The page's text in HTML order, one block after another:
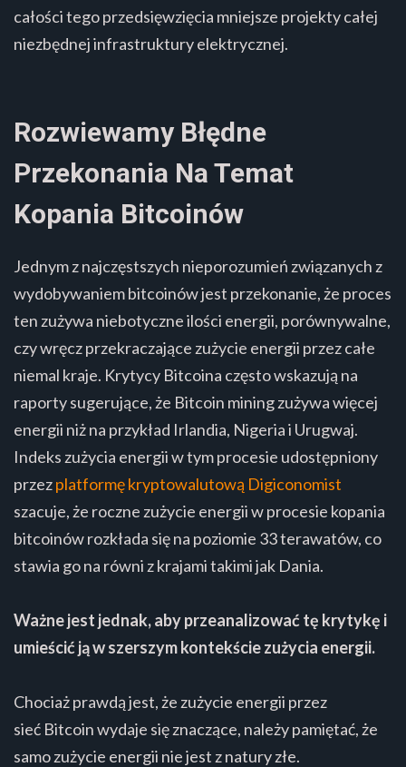
całości tego przedsięwzięcia mniejsze projekty całej
niezbędnej infrastruktury elektrycznej.
Rozwiewamy Błędne
Przekonania Na Temat
Kopania Bitcoinów
Jednym z najczęstszych nieporozumień związanych z
wydobywaniem bitcoinów jest przekonanie, że proces
ten zużywa niebotyczne ilości energii, porównywalne,
czy wręcz przekraczające zużycie energii przez całe
niemal kraje. Krytycy Bitcoina często wskazują na
raporty sugerujące, że Bitcoin mining zużywa więcej
energii niż na przykład Irlandia, Nigeria i Urugwaj.
Indeks zużycia energii w tym procesie udostępniony
przezplatformę kryptowalutową Digiconomist
szacuje, że roczne zużycie energii w procesie kopania
bitcoinów rozkłada się na poziomie 33 terawatów, co
stawia go na równi z krajami takimi jak Dania.
Ważne jest jednak, aby przeanalizować tę krytykę i
umieścić ją w szerszym kontekście zużycia energii.
Chociaż prawdą jest, że zużycie energii przez
sieć Bitcoin wydaje się znaczące, należy pamiętać, że
samo zużycie energii nie jest z natury złe.